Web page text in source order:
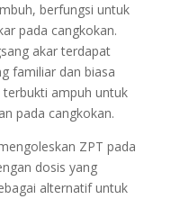
berfungsi untuk
pada cangkokan.
akar terdapat
familiar dan biasa
terbukti ampuh untuk
pada cangkokan.
ZPT pada
dosis yang
alternatif untuk